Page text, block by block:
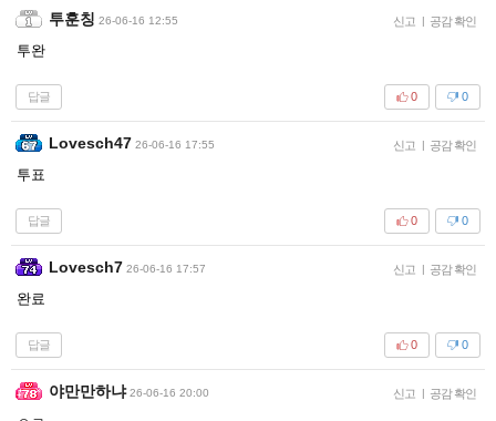
투훈칭 26-06-16 12:55 신고 | 공감 확인
투완
답글 0
0
Lovesch47 26-06-16 17:55 신고 | 공감 확인
투표
답글 0
0
Lovesch7 26-06-16 17:57 신고 | 공감 확인
완료
답글 0
0
야만만하냐 26-06-16 20:00 신고 | 공감 확인